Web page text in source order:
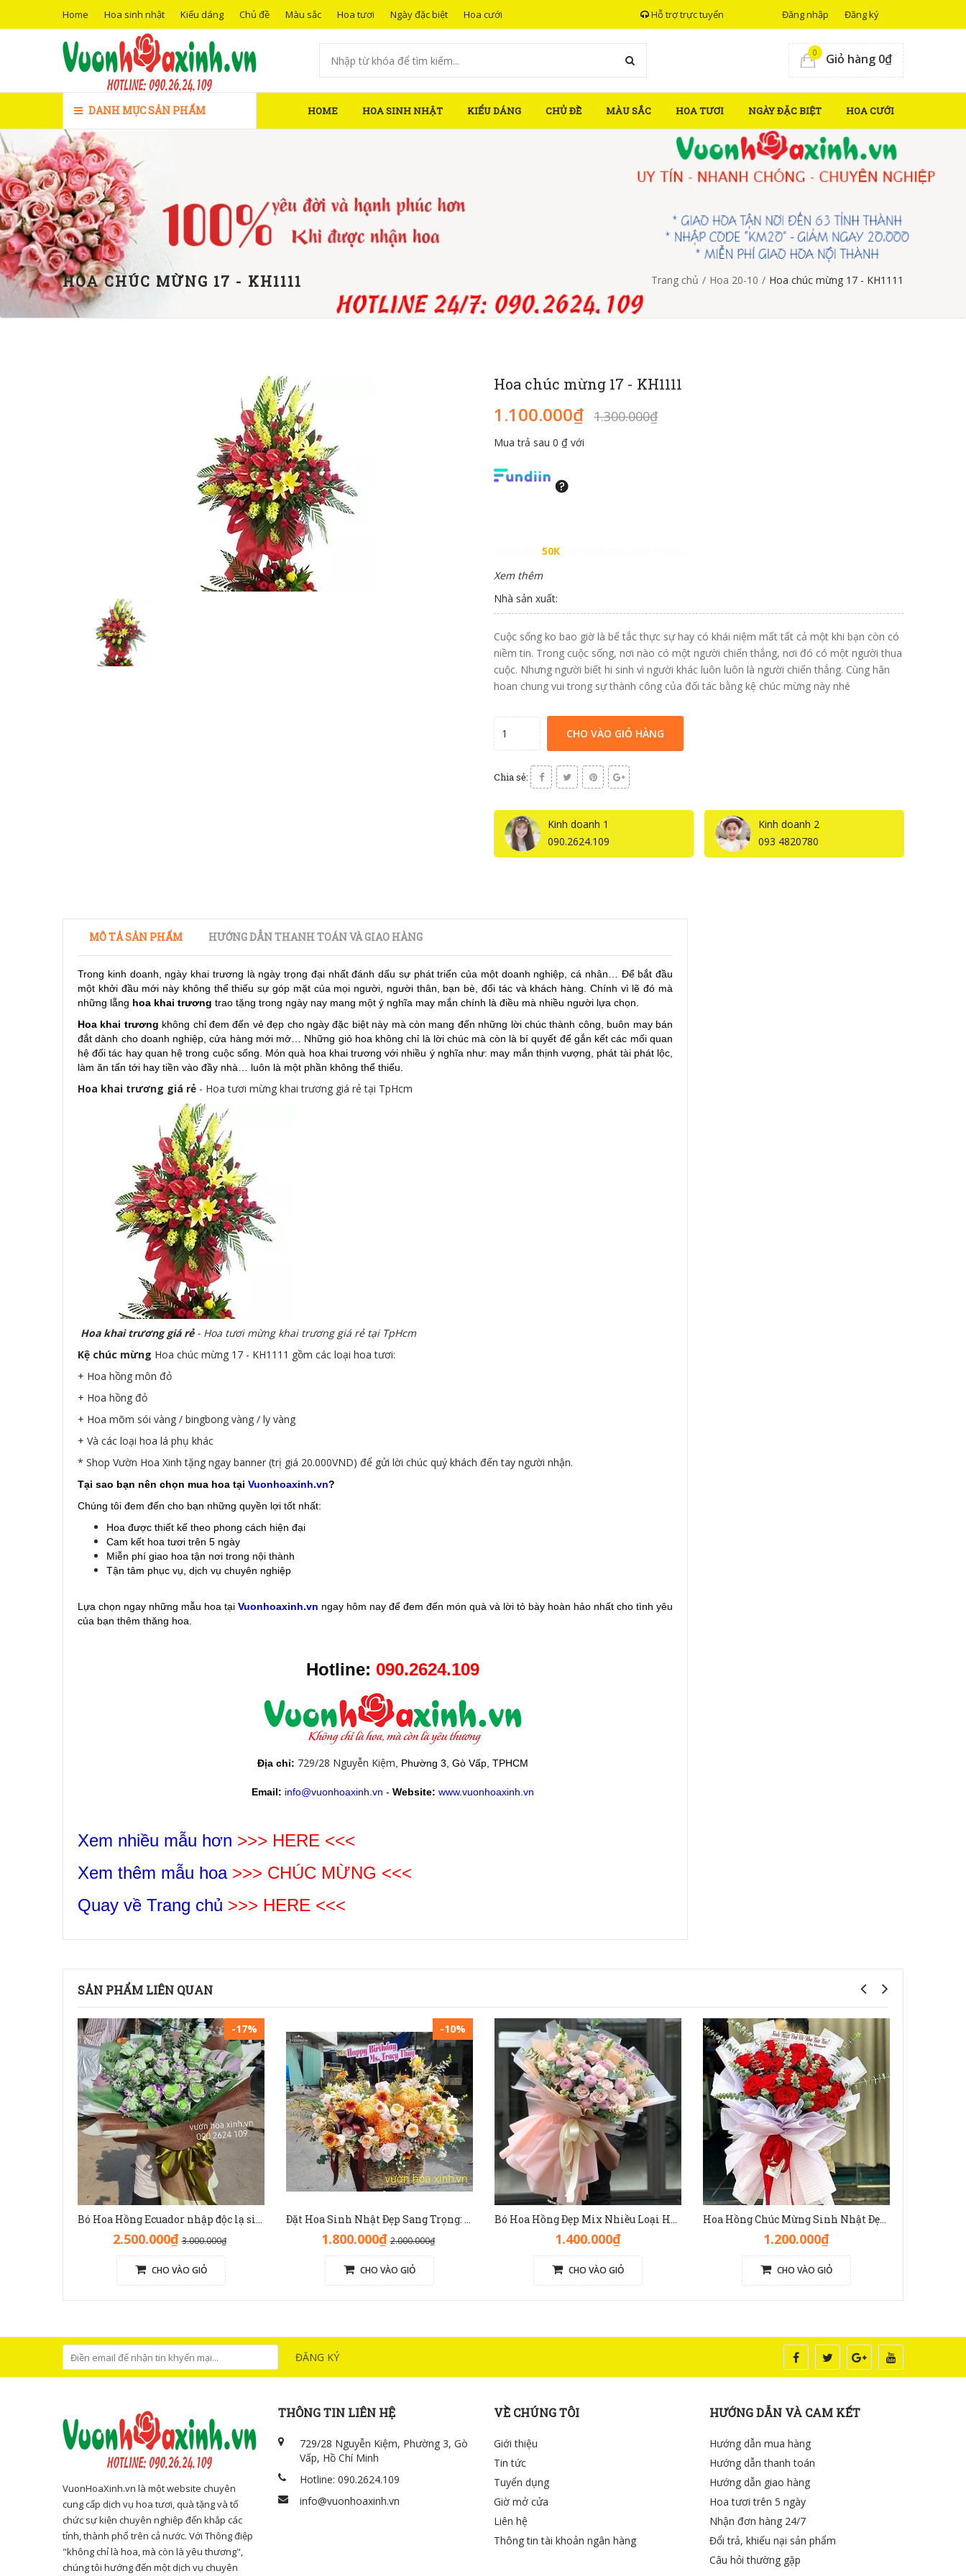
Home Hoa sinh nhật Kiểu dáng Chủ đề Màu sắc Hoa tươi Ngày đặc biệt Hoa cưới Hỗ trợ trực tuyến Đăng nhập Đăng ký
0 Giỏ hàng 0₫
DANH MỤC SẢN PHẨM HOME HOA SINH NHẬT KIỂU DÁNG CHỦ ĐỀ MÀU SẮC HOA TƯƠI NGÀY ĐẶC BIỆT HOA CƯỚI
HOA CHÚC MỪNG 17 - KH1111 Trang chủ / Hoa 20-10 / Hoa chúc mừng 17 - KH1111
Hoa chúc mừng 17 - KH1111
1.100.000₫ 1.300.000₫
Mua trả sau 0 ₫ với
50K
Xem thêm
Nhà sản xuất:
Cuộc sống ko bao giờ là bế tắc thực sự hay có khái niệm mất tất cả một khi bạn còn có
niềm tin. Trong cuộc sống, nơi nào có một người chiến thắng, nơi đó có một người thua
cuộc. Nhưng người biết hi sinh vì người khác luôn luôn là người chiến thắng. Cùng hân
hoan chung vui trong sự thành công của đối tác bằng kệ chúc mừng này nhé
CHO VÀO GIỎ HÀNG
Chia sẻ:
Kinh doanh 1
090.2624.109
Kinh doanh 2
093 4820780
MÔ TẢ SẢN PHẨM HƯỚNG DẪN THANH TOÁN VÀ GIAO HÀNG
Trong kinh doanh, ngày khai trương là ngày trọng đại nhất đánh dấu sự phát triển của một doanh nghiệp, cá nhân… Để bắt đầu
một khởi đầu mới này không thể thiếu sự góp mặt của mọi người, người thân, bạn bè, đối tác và khách hàng. Chính vì lẽ đó mà
những lẵng hoa khai trương trao tặng trong ngày nay mang một ý nghĩa may mắn chính là điều mà nhiều người lựa chọn.
Hoa khai trương không chỉ đem đến vẻ đẹp cho ngày đặc biệt này mà còn mang đến những lời chúc thành công, buôn may bán
đắt dành cho doanh nghiệp, cửa hàng mới mở… Những giỏ hoa không chỉ là lời chúc mà còn là bí quyết để gắn kết các mối quan
hệ đối tác hay quan hệ trong cuộc sống. Món quà hoa khai trương với nhiều ý nghĩa như: may mắn thịnh vượng, phát tài phát lộc,
làm ăn tấn tới hay tiền vào đầy nhà… luôn là một phần không thể thiếu.
Hoa khai trương giá rẻ - Hoa tươi mừng khai trương giá rẻ tại TpHcm
Hoa khai trương giá rẻ- Hoa tươi mừng khai trương giá rẻ tại TpHcm
Kệ chúc mừng Hoa chúc mừng 17 - KH1111 gồm các loại hoa tươi:
+ Hoa hồng môn đỏ
+ Hoa hồng đỏ
+ Hoa mõm sói vàng / bingbong vàng / ly vàng
+ Và các loại hoa lá phụ khác
* Shop Vườn Hoa Xinh tặng ngay banner (trị giá 20.000VND) để gửi lời chúc quý khách đến tay người nhận.
Tại sao bạn nên chọn mua hoa tại Vuonhoaxinh.vn?
Chúng tôi đem đến cho bạn những quyền lợi tốt nhất:
Hoa được thiết kế theo phong cách hiện đại
Cam kết hoa tươi trên 5 ngày
Miễn phí giao hoa tận nơi trong nội thành
Tận tâm phục vụ, dịch vụ chuyên nghiệp
Lựa chọn ngay những mẫu hoa tại Vuonhoaxinh.vn ngay hôm nay để đem đến món quà và lời tỏ bày hoàn hảo nhất cho tình yêu
của bạn thêm thăng hoa.
Hotline: 090.2624.109
Địa chỉ: 729/28 Nguyễn Kiệm , Phường 3, Gò Vấp, TPHCM
Email: info@vuonhoaxinh.vn - Website: www.vuonhoaxinh.vn
Xem nhiều mẫu hơn >>> HERE <<<
Xem thêm mẫu hoa >>> CHÚC MỪNG <<<
Quay về Trang chủ >>> HERE <<<
SẢN PHẨM LIÊN QUAN
-17%
Bó Hoa Hồng Ecuador nhập độc lạ sinh nhật - HB1141
2.500.000₫ 3.000.000₫
CHO VÀO GIỎ
-10%
Đặt Hoa Sinh Nhật Đẹp Sang Trọng: Lẵng Hoa Màu Nâu(Nude) - GH1093
1.800.000₫ 2.000.000₫
CHO VÀO GIỎ
Bó Hoa Hồng Đẹp Mix Nhiều Loại Hoa Màu Nhã Nhặn - HB1140
1.400.000₫
CHO VÀO GIỎ
Hoa Hồng Chúc Mừng Sinh Nhật Đẹp [Hoa Hồng Đỏ Ohara] - HB1139
1.200.000₫
CHO VÀO GIỎ
ĐĂNG KÝ
VuonHoaXinh.vn là một website chuyên
cung cấp dịch vụ hoa tươi, quà tặng và tổ
chức sự kiện chuyên nghiệp đến khắp các
tỉnh, thành phố trên cả nước. Với Thông điệp
"không chỉ là hoa, mà còn là yêu thương",
chúng tôi hướng đến một dịch vụ chuyên
THÔNG TIN LIÊN HỆ
729/28 Nguyễn Kiệm, Phường 3, Gò
Vấp, Hồ Chí Minh
Hotline: 090.2624.109
info@vuonhoaxinh.vn
VỀ CHÚNG TÔI
Giới thiệu
Tin tức
Tuyển dụng
Giờ mở cửa
Liên hệ
Thông tin tài khoản ngân hàng
HƯỚNG DẪN VÀ CAM KẾT
Hướng dẫn mua hàng
Hướng dẫn thanh toán
Hướng dẫn giao hàng
Hoa tươi trên 5 ngày
Nhận đơn hàng 24/7
Đổi trả, khiếu nại sản phẩm
Câu hỏi thường gặp